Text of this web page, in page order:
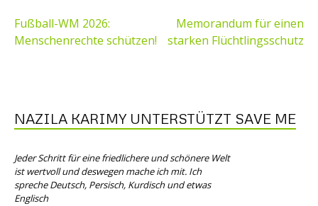
BEITRAGSNAVIGATION
Fußball-WM 2026:
Menschenrechte schützen!
Memorandum für einen
starken Flüchtlingsschutz
NAZILA KARIMY UNTERSTÜTZT SAVE ME
Jeder Schritt für eine friedlichere und schönere Welt
ist wertvoll und deswegen mache ich mit. Ich
spreche Deutsch, Persisch, Kurdisch und etwas
Englisch